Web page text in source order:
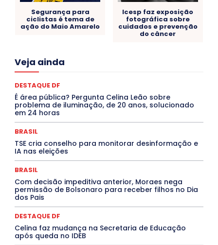
Segurança para
ciclistas é tema de
ação do Maio Amarelo
Icesp faz exposição
fotográfica sobre
cuidados e prevenção
do câncer
Veja ainda
Acre
Congressuanas & Esplanadumas
Covid-19
Crônica Política Crônicas
Cultura e Tal
DANÇA Dengue
Denuncia
DESTAQUE BRASIL
DESTAQUE DF
DESTAQUE SAÚDE
DESTAQUES OUTROS
Especial
Espírito Santo ESPORTE
ESTÁGIO
EVENTOS
Febre Oropouche
FILMES
Goiás
Jogos Online
JUDICIÁRIO LITERATURA
Maranhão
Marburg
Mato Grosso
Mato Grosso do Sul
MEIO AMBIENTE
MÚSICA
O Plantonista Opinião Oropouche
Pará
Paraíba
PROCESSO SELETIVO
PUBLIEDITORIAL
QUALIFICAÇÃO PROFISSIONAL
RESIDÊNCIA
DESTAQUE DF
É área pública? Pergunta Celina Leão sobre
problema de iluminação, de 20 anos, solucionado
em 24 horas
BRASIL
TSE cria conselho para monitorar desinformação e
IA nas eleições
BRASIL
Com decisão impeditiva anterior, Moraes nega
permissão de Bolsonaro para receber filhos no Dia
dos Pais
DESTAQUE DF
Celina faz mudança na Secretaria de Educação
após queda no IDEB